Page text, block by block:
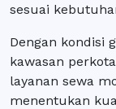
sesuai
Dengan kondisi
kawasan
layanan sewa
menentukan